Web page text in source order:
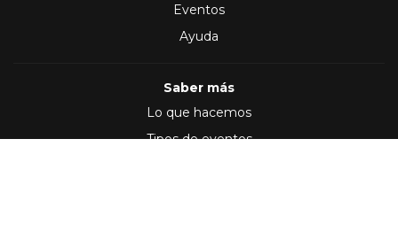
Eventos
Ayuda
Saber más
Lo que hacemos
Tipos de eventos